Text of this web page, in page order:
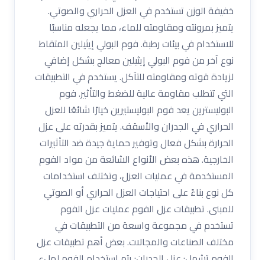
خفيفة الوزن تستخدم في العزل الحراري والصوتي.
يتميز بمرونته ومقاومته للماء، مما يجعله مناسبًا
للاستخدام في بيئات رطبة. فوم البولي إيثيلين المتقاط
نوع آخر من فوم البولي إيثيلين معالج بشكل إضافي
لزيادة قوته ومقاومته للتآكل. يستخدم في التطبيقات
التي تتطلب مقاومة عالية للضغط والتأثير. فوم
البوليسترين يعد فوم البوليستيرين خيارًا شائعًا للعزل
الحراري في الجدران والأسقف. يتميز بقدرته على عزل
الحرارة بشكل فعال وتوفير حماية جيدة ضد التأثيرات
الخارجية. هذه بعض الأنواع الشائعة من مواد الفوم
المستخدمة في عمليات العزل، وتختلف استخدامات
كل نوع بناءً على احتياجات العزل الحراري أو الصوتي
للمبنى. تطبيقات عزل الفوم عمليات عزل الفوم
تستخدم في مجموعة واسعة من التطبيقات في
مختلف الصناعات والمجالات. بعض أهم تطبيقات عزل